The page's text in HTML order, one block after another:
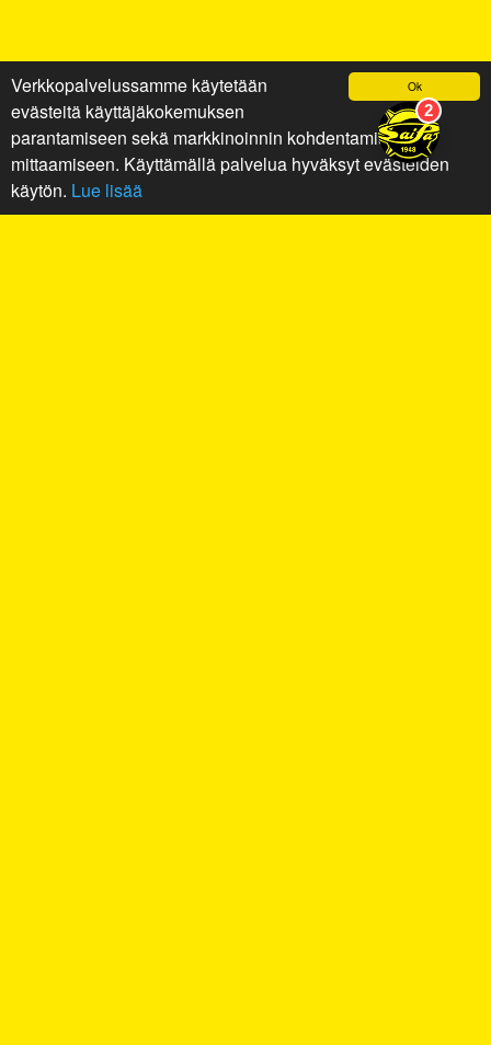
Ok
Verkkopalvelussamme käytetään
evästeitä käyttäjäkokemuksen
parantamiseen sekä markkinoinnin kohdentamiseen ja
mittaamiseen. Käyttämällä palvelua hyväksyt evästeiden
käytön. Lue lisää